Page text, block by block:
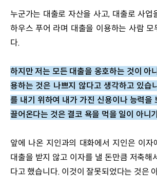
누군가는 대출로 자산을 사고, 대출로 사업
하우스 푸어 라며 대출을 이용하는 사람 모
다.
하지만 저는 모든 대출을 옹호하는 것이 아
용하는 것은 나쁘지 않다고 생각하고 있습
를 내기 위하여 내가 가진 신용이나 능력을
끌어온다는 것은 결코 욕을 먹을 일이 아니
앞에 나온 지인과의 대화에서 지인은 이자
대출을 받지 않고 이자를 낼 돈만큼 저축해
다고 했습니다. 이것이 잘못되었다는 것은